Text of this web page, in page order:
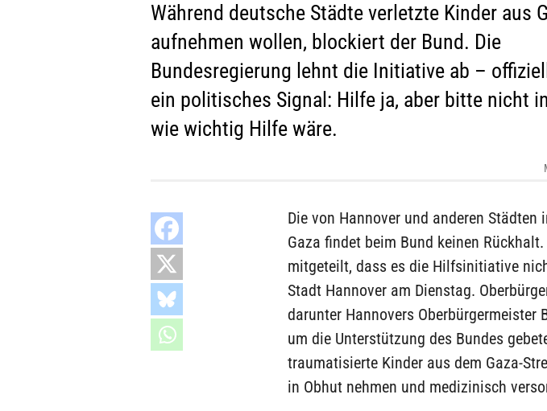
Während deutsche Städte verletzte Kinder aus
aufnehmen wollen, blockiert der Bund. Die
Bundesregierung lehnt die Initiative ab –
ein politisches Signal: Hilfe ja, aber bitte nicht
wie wichtig Hilfe wäre.
Die von Hannover und anderen
Gaza findet beim Bund keinen
mitgeteilt, dass es die Hilfsinitiative
Stadt Hannover am Dienstag.
darunter Hannovers
um die Unterstützung des Bundes
traumatisierte Kinder aus dem Gaza-
in Obhut nehmen und medizinisch